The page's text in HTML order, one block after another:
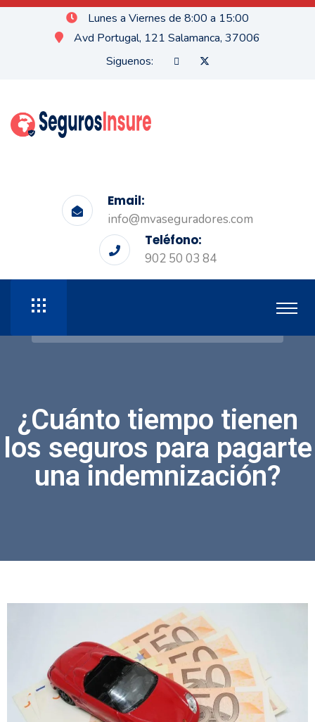
Lunes a Viernes de 8:00 a 15:00
Avd Portugal, 121 Salamanca, 37006
Siguenos:
Email:
info@mvaseguradores.com
Teléfono:
902 50 03 84
¿Cuánto tiempo tienen
los seguros para pagarte
una indemnización?